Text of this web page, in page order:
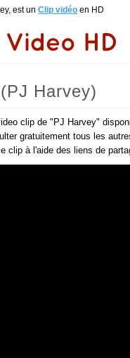
est un Clip vidéo en HD
Harvey)
clip de "PJ Harvey"
gratuitement tous les
clip à l'aide des liens de